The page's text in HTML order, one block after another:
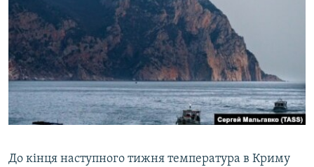
СПЕЦПРОЕКТИ
ДЕПОРТАЦІЯ
ВІДЕОУРОКИ «ELIFBE»
СВІДЧЕННЯ ОКУПАЦІЇ
УКРАЇНСЬКА ПРОБЛЕМА КРИМУ
ЯК ОБІЙТИ БЛОКУВАННЯ
Русский
Qırımtatar
До кінця наступного тижня температура в Криму